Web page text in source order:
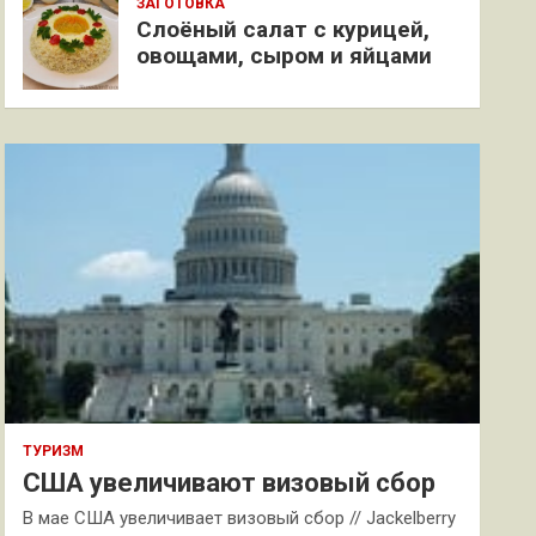
ЗАГОТОВКА
Слоёный салат с курицей,
овощами, сыром и яйцами
ТУРИЗМ
США увеличивают визовый сбор
В мае США увеличивает визовый сбор // Jackelberry